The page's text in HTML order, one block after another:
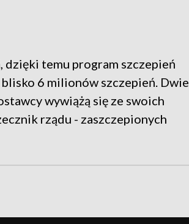
temu program szczepień
6 milionów szczepień. Dwie
wywiążą się ze swoich
rządu - zaszczepionych